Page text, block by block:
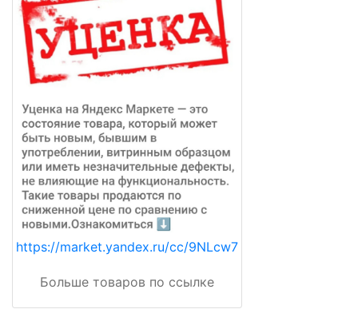
https://market.yandex.ru/cc/9NLcw7
Больше товаров по ссылке